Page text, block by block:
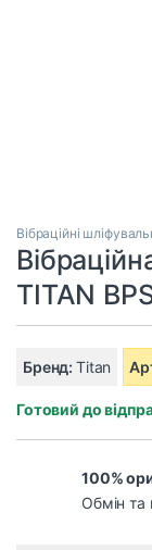
Вібраційні
TITAN
Бренд:Titan
Готовий до
100%
Обмін та